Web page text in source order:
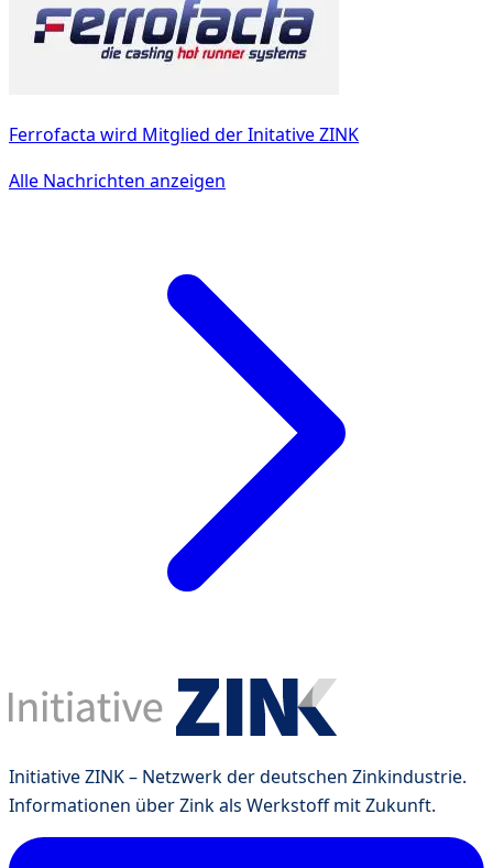
Ferrofacta wird Mitglied der Initative ZINK
Alle Nachrichten anzeigen
Initiative ZINK – Netzwerk der deutschen Zinkindustrie.
Informationen über Zink als Werkstoff mit Zukunft.